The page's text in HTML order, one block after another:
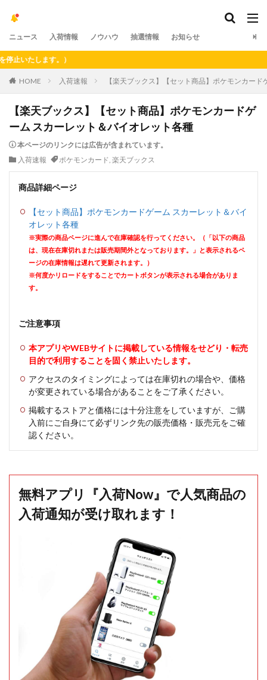
ニュース 入荷情報 ノウハウ 抽選情報 お知らせ
します。）
HOME 入荷速報 【楽天ブックス】【セット商品】ポケモンカー
【楽天ブックス】【セット商品】ポケモンカードゲ
ーム スカーレット＆バイオレット各種
本ページのリンクには広告が含まれています。
入荷速報
ポケモンカード, 楽天ブックス
商品詳細ページ
【セット商品】ポケモンカードゲーム スカーレット＆バイ
オレット各種
※実際の商品ページに進んで在庫確認を行ってください。（「以下の商品
は、現在在庫切れまたは販売期間外となっております。」と表示されるペ
ージの在庫情報は遅れて更新されます。）
※何度かリロードをすることでカートボタンが表示される場合がありま
す。
ご注意事項
本アプリやWEBサイトに掲載している情報をせどり・転売
目的で利用することを固く禁止いたします。
アクセスのタイミングによっては在庫切れの場合や、価格
が変更されている場合があることをご了承ください。
掲載するストアと価格には十分注意をしていますが、ご購
入前にご自身にて必ずリンク先の販売価格・販売元をご確
認ください。
無料アプリ『入荷Now』で人気商品の
入荷通知が受け取れます！